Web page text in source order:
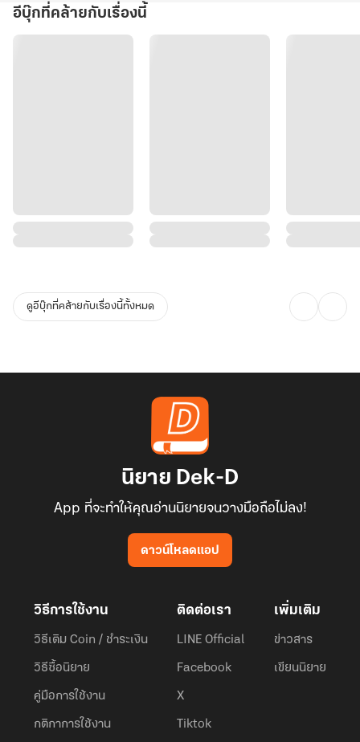
อีบุ๊กที่คล้ายกับเรื่องนี้
ดูอีบุ๊กที่คล้ายกับเรื่องนี้ทั้งหมด
นิยาย Dek-D
App ที่จะทำให้คุณอ่านนิยายจนวางมือถือไม่ลง!
ดาวน์โหลดแอป
วิธีการใช้งาน
วิธีเติม Coin / ชำระเงิน
วิธีซื้อนิยาย
คู่มือการใช้งาน
กติกาการใช้งาน
ติดต่อเรา
LINE Official
Facebook
X
Tiktok
เพิ่มเติม
ข่าวสาร
เขียนนิยาย